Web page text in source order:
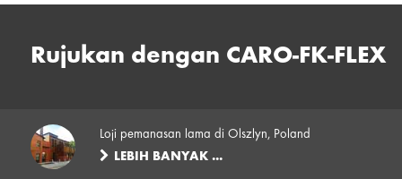
Rujukan dengan CARO-FK-FLEX
Loji pemanasan lama di Olszlyn, Poland
LEBIH BANYAK ...